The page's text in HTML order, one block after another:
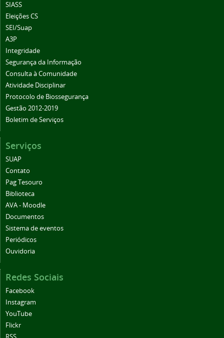
SIASS
Eleições CS
SEI/Suap
A3P
Integridade
Segurança da Informação
Consulta à Comunidade
Atividade Disciplinar
Protocolo de Biossegurança
Gestão 2012-2019
Boletim de Serviços
Serviços
SUAP
Contato
Pag Tesouro
Biblioteca
AVA - Moodle
Documentos
Sistema de eventos
Periódicos
Ouvidoria
Redes Sociais
Facebook
Instagram
YouTube
Flickr